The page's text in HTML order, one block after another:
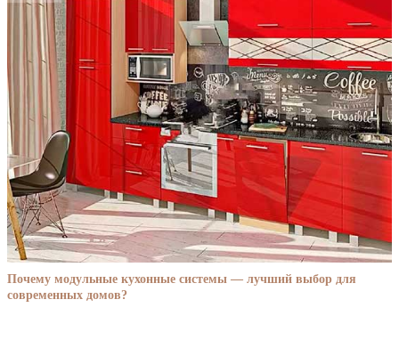
Почему модульные кухонные системы — лучший выбор для
современных домов?